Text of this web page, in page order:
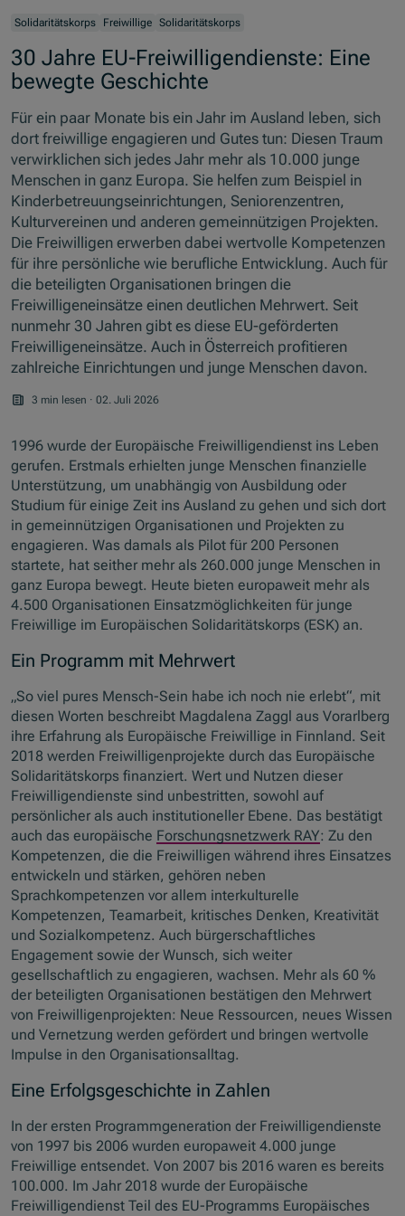
Solidaritätskorps Freiwillige Solidaritätskorps
30 Jahre EU-Freiwilligendienste: Eine
bewegte Geschichte
Für ein paar Monate bis ein Jahr im Ausland leben, sich
dort freiwillige engagieren und Gutes tun: Diesen Traum
verwirklichen sich jedes Jahr mehr als 10.000 junge
Menschen in ganz Europa. Sie helfen zum Beispiel in
Kinderbetreuungseinrichtungen, Seniorenzentren,
Kulturvereinen und anderen gemeinnützigen Projekten.
Die Freiwilligen erwerben dabei wertvolle Kompetenzen
für ihre persönliche wie berufliche Entwicklung. Auch für
die beteiligten Organisationen bringen die
Freiwilligeneinsätze einen deutlichen Mehrwert. Seit
nunmehr 30 Jahren gibt es diese EU-geförderten
Freiwilligeneinsätze. Auch in Österreich profitieren
zahlreiche Einrichtungen und junge Menschen davon.
3 min lesen · 02. Juli 2026
1996 wurde der Europäische Freiwilligendienst ins Leben
gerufen. Erstmals erhielten junge Menschen finanzielle
Unterstützung, um unabhängig von Ausbildung oder
Studium für einige Zeit ins Ausland zu gehen und sich dort
in gemeinnützigen Organisationen und Projekten zu
engagieren. Was damals als Pilot für 200 Personen
startete, hat seither mehr als 260.000 junge Menschen in
ganz Europa bewegt. Heute bieten europaweit mehr als
4.500 Organisationen Einsatzmöglichkeiten für junge
Freiwillige im Europäischen Solidaritätskorps (ESK) an.
Ein Programm mit Mehrwert
„So viel pures Mensch-Sein habe ich noch nie erlebt“, mit
diesen Worten beschreibt Magdalena Zaggl aus Vorarlberg
ihre Erfahrung als Europäische Freiwillige in Finnland. Seit
2018 werden Freiwilligenprojekte durch das Europäische
Solidaritätskorps finanziert. Wert und Nutzen dieser
Freiwilligendienste sind unbestritten, sowohl auf
persönlicher als auch institutioneller Ebene. Das bestätigt
auch das europäische Forschungsnetzwerk RAY: Zu den
Kompetenzen, die die Freiwilligen während ihres Einsatzes
entwickeln und stärken, gehören neben
Sprachkompetenzen vor allem interkulturelle
Kompetenzen, Teamarbeit, kritisches Denken, Kreativität
und Sozialkompetenz. Auch bürgerschaftliches
Engagement sowie der Wunsch, sich weiter
gesellschaftlich zu engagieren, wachsen. Mehr als 60 %
der beteiligten Organisationen bestätigen den Mehrwert
von Freiwilligenprojekten: Neue Ressourcen, neues Wissen
und Vernetzung werden gefördert und bringen wertvolle
Impulse in den Organisationsalltag.
Eine Erfolgsgeschichte in Zahlen
In der ersten Programmgeneration der Freiwilligendienste
von 1997 bis 2006 wurden europaweit 4.000 junge
Freiwillige entsendet. Von 2007 bis 2016 waren es bereits
100.000. Im Jahr 2018 wurde der Europäische
Freiwilligendienst Teil des EU-Programms Europäisches